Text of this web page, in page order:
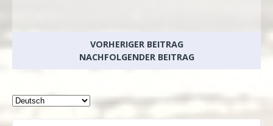
VORHERIGER BEITRAG
NACHFOLGENDER BEITRAG